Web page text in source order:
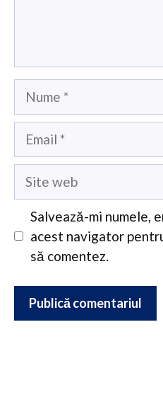
web
Salvează-mi numele,
acest navigator
să comentez.